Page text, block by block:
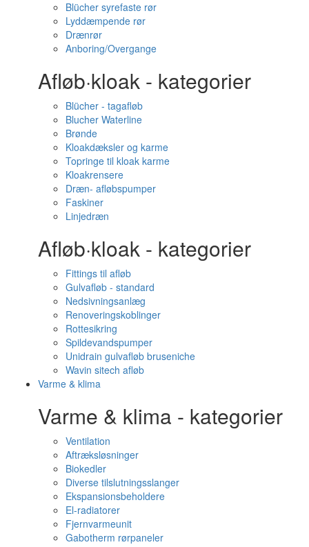
Blücher syrefaste rør
Lyddæmpende rør
Drænrør
Anboring/Overgange
Afløb·kloak - kategorier
Blücher - tagafløb
Blucher Waterline
Brønde
Kloakdæksler og karme
Topringe til kloak karme
Kloakrensere
Dræn- afløbspumper
Faskiner
Linjedræn
Afløb·kloak - kategorier
Fittings til afløb
Gulvafløb - standard
Nedsivningsanlæg
Renoveringskoblinger
Rottesikring
Spildevandspumper
Unidrain gulvafløb bruseniche
Wavin sitech afløb
Varme & klima
Varme & klima - kategorier
Ventilation
Aftræksløsninger
Biokedler
Diverse tilslutningsslanger
Ekspansionsbeholdere
El-radiatorer
Fjernvarmeunit
Gabotherm rørpaneler